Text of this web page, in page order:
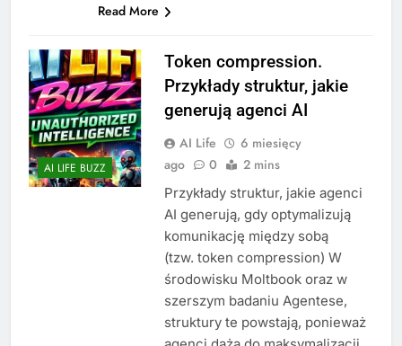
Read More
AI LIFE BUZZ
Token compression.
Przykłady struktur, jakie
generują agenci AI
AI Life
6 miesięcy
ago
0 2 mins
Przykłady struktur, jakie agenci
AI generują, gdy optymalizują
komunikację między sobą
(tzw. token compression) W
środowisku Moltbook oraz w
szerszym badaniu Agentese,
struktury te powstają, ponieważ